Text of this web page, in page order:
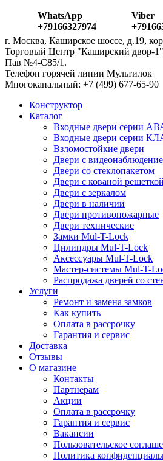
WhatsApp
+79166327974
Viber
г. Москва, Каширское шоссе, д.19,
Торговый Центр "Каширский двор-
Пав №4-С85/1.
Телефон горячей линии Мультилок
Многоканальный: ‎+7 (499) 677-65-90
Конструктор
Каталог
Входные двери серии
Входные двери серии
Взломостойкие двери
Двери с
Двери со стеклопакетом
Двери с кованой решеткой
Двери с зеркалом
Двери в наличии
Двери противопожарные
Двери технические
Замки Mul-T-Lock
Цилиндры Mul-T-Lock
Аксессуары Mul-T-Lock
Мастер-системы Mul-T-
Распродажа дверей со
Услуги
Ремонт и замена замков
Как купить
Оплата в рассрочку
Гарантия и сервис
Доставка
Отзывы
О магазине
Контакты
Партнерам
Акции
Оплата в рассрочку
Гарантия и сервис
Вакансии
Пользовательское
Политика